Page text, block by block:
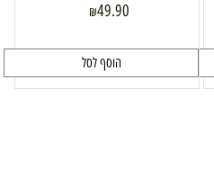
₪49.90
הוסף לסל